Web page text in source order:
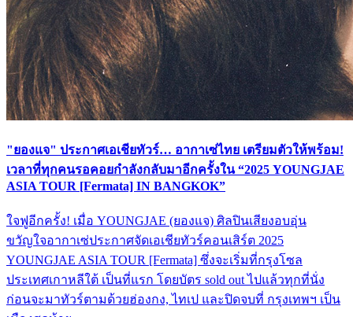
"ยองแจ" ประกาศเอเชียทัวร์… อากาเซ่ไทย เตรียมตัวให้พร้อม!
เวลาที่ทุกคนรอคอยกำลังกลับมาอีกครั้งใน “2025 YOUNGJAE
ASIA TOUR [Fermata] IN BANGKOK”
ใจฟูอีกครั้ง! เมื่อ YOUNGJAE (ยองแจ) ศิลปินเสียงอบอุ่น
ขวัญใจอากาเซ่ประกาศจัดเอเชียทัวร์คอนเสิร์ต 2025
YOUNGJAE ASIA TOUR [Fermata] ซึ่งจะเริ่มที่กรุงโซล
ประเทศเกาหลีใต้ เป็นที่แรก โดยบัตร sold out ไปแล้วทุกที่นั่ง
ก่อนจะมาทัวร์ตามด้วยฮ่องกง, ไทเป และปิดจบที่ กรุงเทพฯ เป็น